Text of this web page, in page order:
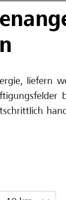
liefern